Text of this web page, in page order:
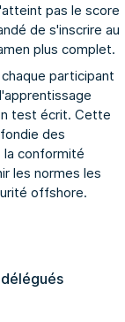
pas le score
de s'inscrire au
plus complet.
participant
test écrit. Cette
des
conformité
les normes les
offshore.